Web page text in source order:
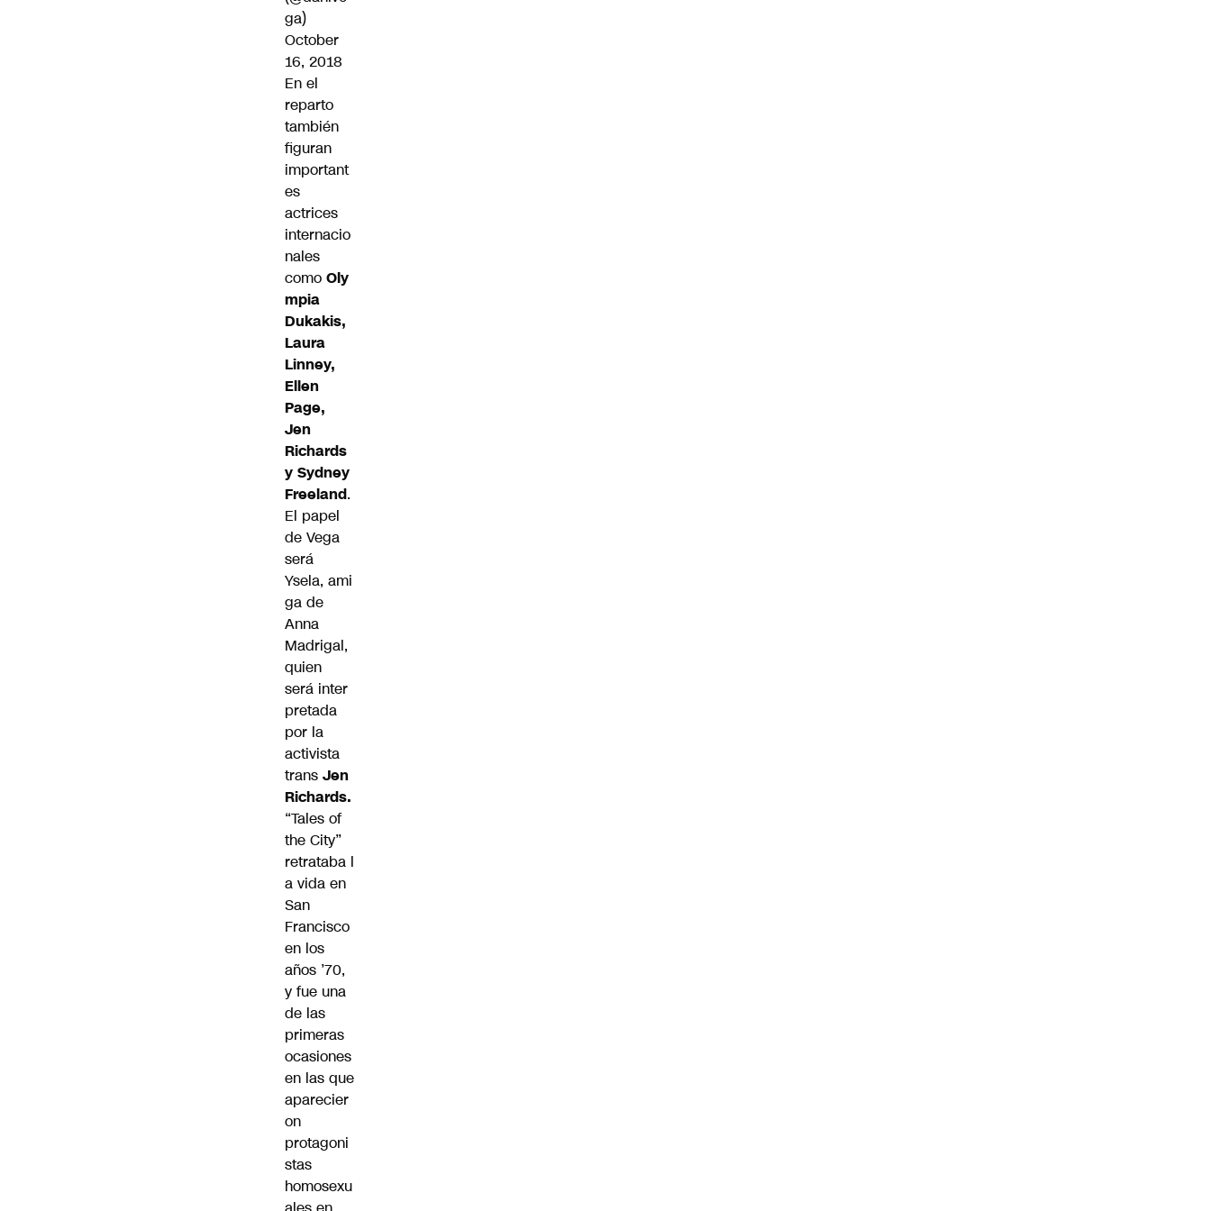
ga)
October
16, 2018
En el
reparto
también
figuran
important
es
actrices
internacio
nales
como Oly
mpia
Dukakis,
Laura
Linney,
Ellen
Page,
Jen
Richards
y Sydney
Freeland.
El papel
de Vega
será
Ysela, ami
ga de
Anna
Madrigal,
quien
será inter
pretada
por la
activista
trans Jen
Richards.
“Tales of
the City”
retrataba l
a vida en
San
Francisco
en los
años ’70,
y fue una
de las
primeras
ocasiones
en las que
aparecier
on
protagoni
stas
homosexu